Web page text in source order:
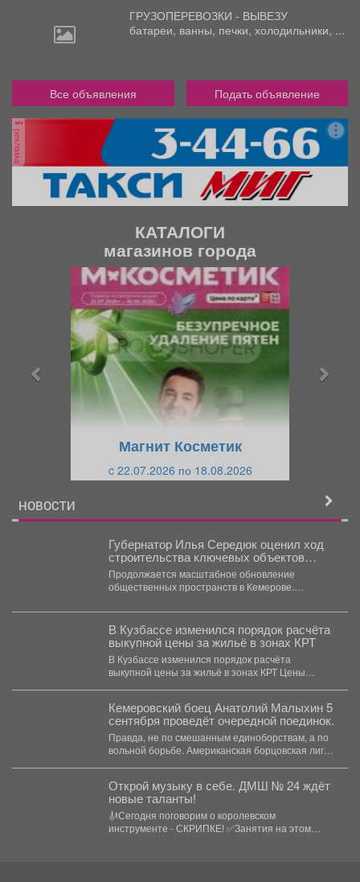
ГРУЗОПЕРЕВОЗКИ - ВЫВЕЗУ
батареи, ванны, печки, холодильники, ...
Все объявления Подать объявление
реклама
КАТАЛОГИ
магазинов города
Магнит Косметик
c 22.07.2026 по 18.08.2026
НОВОСТИ
Губернатор Илья Середюк оценил ход
строительства ключевых объектов
Кемерова
Продолжается масштабное обновление
общественных пространств в Кемерове.
проинспектировал ключевые площадки.
Большинство...
В Кузбассе изменился порядок расчёта
выкупной цены за жильё в зонах КРТ
В Кузбассе изменился порядок расчёта
выкупной цены за жильё в зонах КРТ Цены
Кемеровский боец Анатолий Малыхин 5
сентября проведёт очередной поединок.
Правда, не по смешанным единоборствам, а по
вольной борьбе. Американская борцовская лига
Открой музыку в себе. ДМШ № 24 ждёт
новые таланты!
🎻Сегодня поговорим о королевском
инструменте - СКРИПКЕ! ✅Занятия на этом